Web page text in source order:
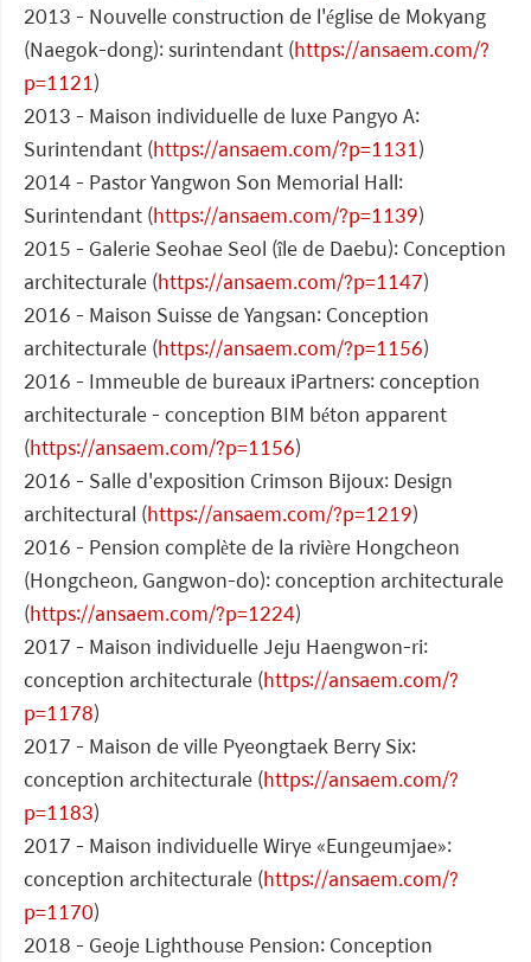
2013 - Nouvelle construction de l'église de Mokyang
(Naegok-dong): surintendant (https://ansaem.com/?
p=1121)
2013 - Maison individuelle de luxe Pangyo A:
Surintendant (https://ansaem.com/?p=1131)
2014 - Pastor Yangwon Son Memorial Hall:
Surintendant (https://ansaem.com/?p=1139)
2015 - Galerie Seohae Seol (île de Daebu): Conception
architecturale (https://ansaem.com/?p=1147)
2016 - Maison Suisse de Yangsan: Conception
architecturale (https://ansaem.com/?p=1156)
2016 - Immeuble de bureaux iPartners: conception
architecturale - conception BIM béton apparent
(https://ansaem.com/?p=1156)
2016 - Salle d'exposition Crimson Bijoux: Design
architectural (https://ansaem.com/?p=1219)
2016 - Pension complète de la rivière Hongcheon
(Hongcheon, Gangwon-do): conception architecturale
(https://ansaem.com/?p=1224)
2017 - Maison individuelle Jeju Haengwon-ri:
conception architecturale (https://ansaem.com/?
p=1178)
2017 - Maison de ville Pyeongtaek Berry Six:
conception architecturale (https://ansaem.com/?
p=1183)
2017 - Maison individuelle Wirye «Eungeumjae»:
conception architecturale (https://ansaem.com/?
p=1170)
2018 - Geoje Lighthouse Pension: Conception